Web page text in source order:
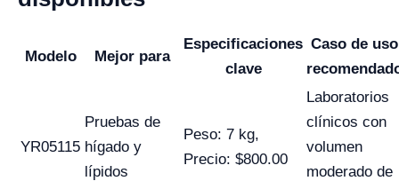
Modelo Mejor para
Especificaciones
clave
Caso de uso
YR05115
Pruebas de
hígado y
lípidos
Peso: 7 kg,
Precio: $800.00
Laboratorios
clínicos con
volumen
moderado de